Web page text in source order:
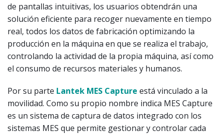
de pantallas intuitivas, los usuarios obtendrán una
solución eficiente para recoger nuevamente en tiempo
real, todos los datos de fabricación optimizando la
producción en la máquina en que se realiza el trabajo,
controlando la actividad de la propia máquina, así como
el consumo de recursos materiales y humanos.
Por su parte Lantek MES Capture está vinculado a la
movilidad. Como su propio nombre indica MES Capture
es un sistema de captura de datos integrado con los
sistemas MES que permite gestionar y controlar cada